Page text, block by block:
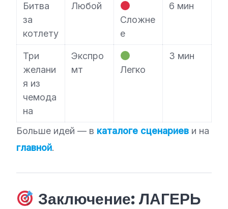
Битва
за
котлету
Любой
Сложне
е
6 мин
Три
желани
я из
чемода
на
Экспро
мт
Легко
3 мин
Больше идей — в каталоге сценариев и на
главной.
Заключение: ЛАГЕРЬ